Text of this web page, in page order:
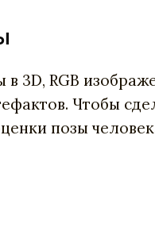
3D, RGB
Чтобы
позы